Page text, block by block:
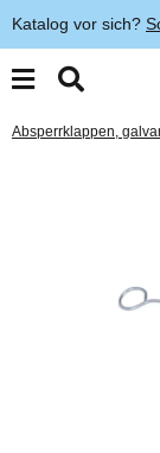
Katalog vor sich?
Absperrklappen,